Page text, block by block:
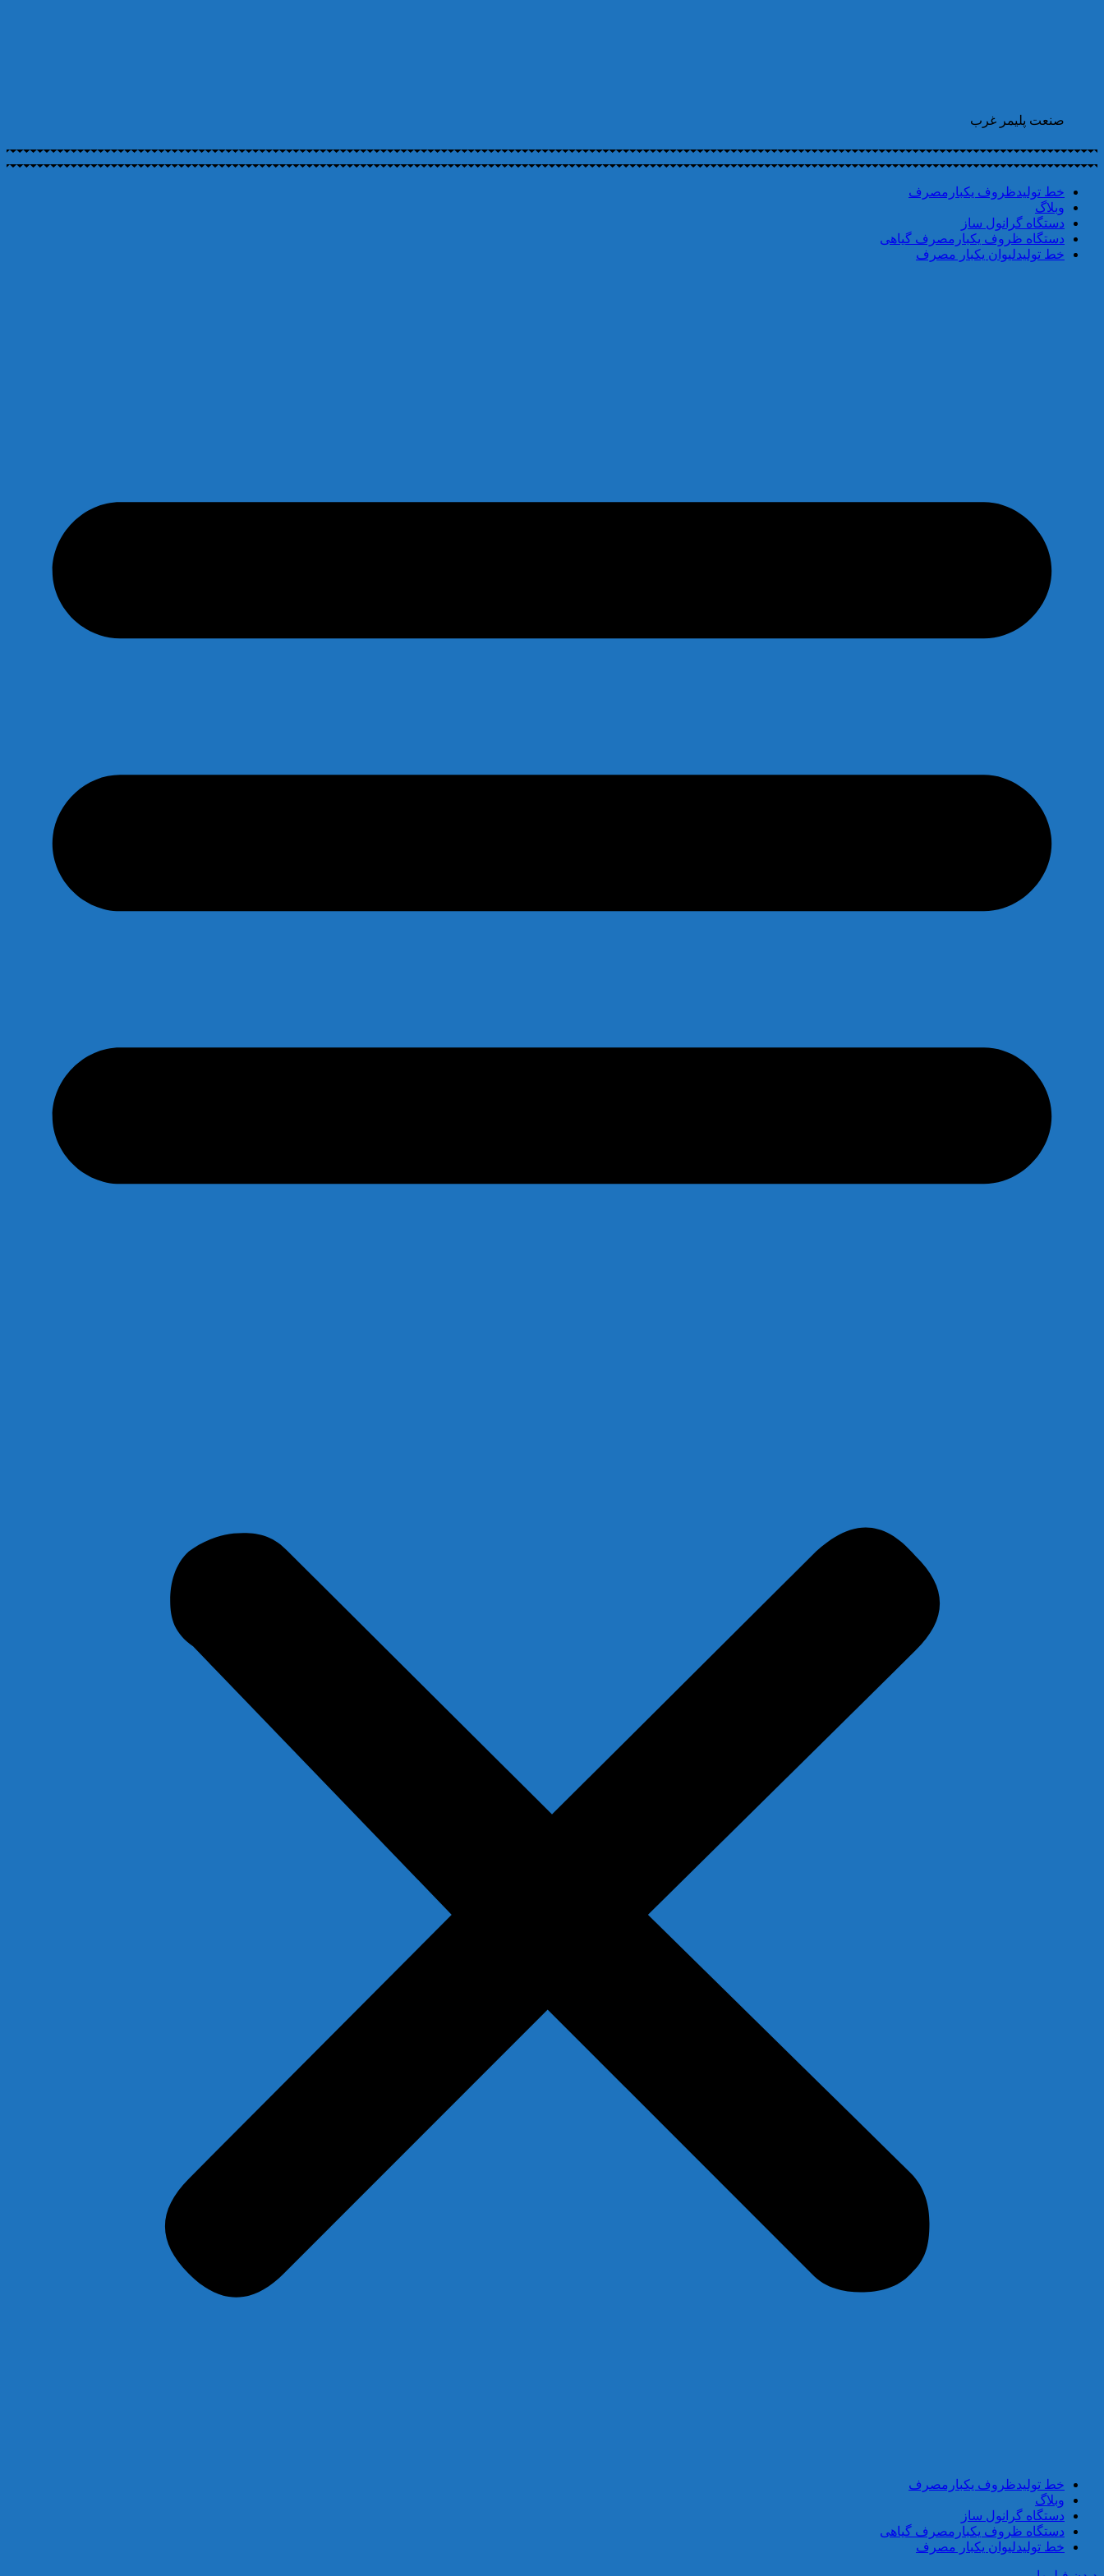
صنعت پلیمر غرب
خط تولیدظروف یکبارمصرف
وبلاگ
دستگاه گرانول ساز
دستگاه ظروف یکبارمصرف گیاهی
خط تولیدلیوان یکبار مصرف
خط تولیدظروف یکبارمصرف
وبلاگ
دستگاه گرانول ساز
دستگاه ظروف یکبارمصرف گیاهی
خط تولیدلیوان یکبار مصرف